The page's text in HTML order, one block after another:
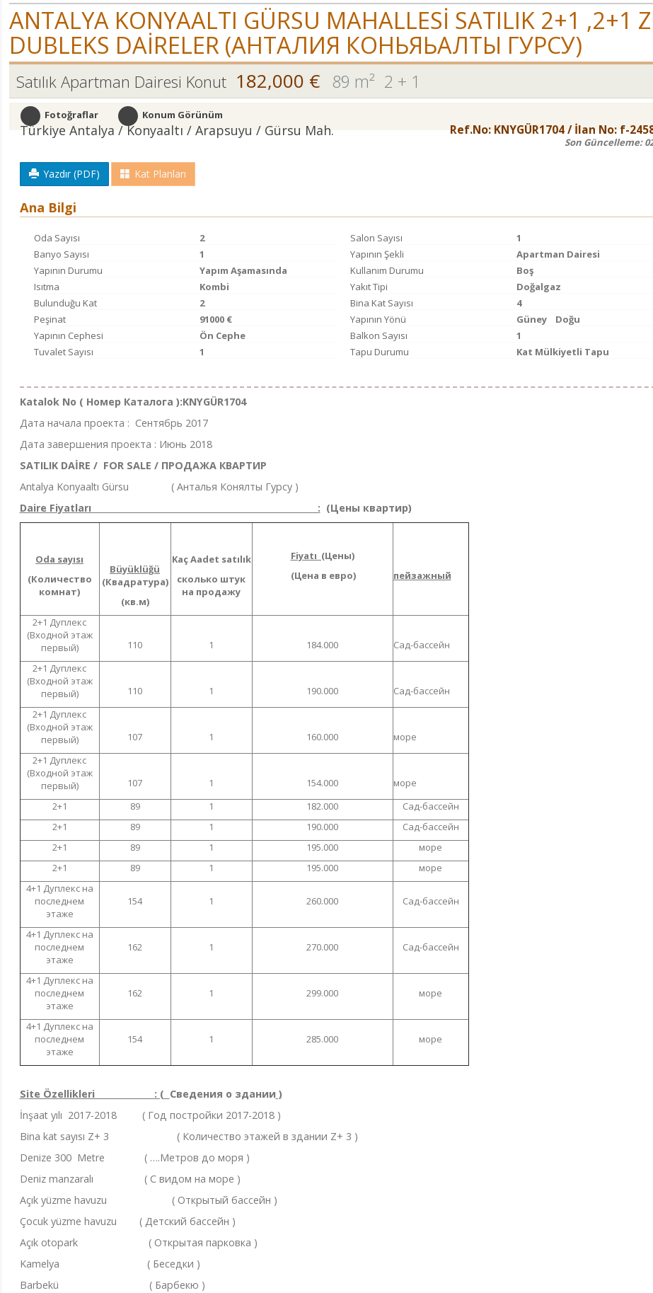
ANTALYA KONYAALTI GÜRSU MAHALLESİ SATILIK 2+1 ,2+1
DUBLEKS DAİRELER (АНТАЛИЯ КОНЬЯЬАЛТЫ ГУРСУ)
Satılık Apartman Dairesi Konut 182,000 € 89 m² 2 + 1
Fotoğraflar Konum Görünüm
Türkiye Antalya / Konyaaltı / Arapsuyu / Gürsu Mah. Ref.No: KNYGÜR1704/ İlan No: f-
Son Güncelleme:
Yazdır (PDF) Kat Planları
Ana Bilgi
Oda Sayısı 2 Salon Sayısı
1
Banyo Sayısı
1 Yapının Şekli
Apartman Dairesi
Yapının Durumu
Yapım Aşamasında Kullanım Durumu
Boş
Isıtma
Kombi Yakıt Tipi
Doğalgaz
Bulunduğu Kat
2 Bina Kat Sayısı
4
Peşinat
91000 € Yapının Yönü Güney
Doğu
Yapının Cephesi
Ön Cephe Balkon Sayısı
1
Tuvalet Sayısı
1 Tapu Durumu Kat Mülkiyetli Tapu
Katalok No ( Номер Каталога ):KNYGÜR1704
Дата начала проекта : Cентябрь 2017
Дата завершения проекта : Июнь 2018
SATILIK DAİRE / FOR SALE / ПРОДАЖА КВАРТИР
Antalya Konyaaltı Gürsu ( Анталья Конялты Гурсу )
Daire Fiyatları : (Цены квартир)
Oda sayısı
(Количество
комнат)
Büyüklüğü
(Квадратура)
(кв.м)
Kaç Aadet satılık
сколько штук
на продажу
Fiyatı (Цены)
(Цена в евро)
пейзажный
2+1 Дуплекс
(Входной этаж
первый)
110 1 184.000
Сад-бассейн
2+1 Дуплекс
(Входной этаж
первый)
110 1 190.000
Сад-бассейн
2+1 Дуплекс
(Входной этаж
первый)
107 1 160.000
море
2+1 Дуплекс
(Входной этаж
первый)
107 1 154.000
море
2+1
89 1 182.000
Сад-бассейн
2+1
89 1 190.000
Сад-бассейн
2+1
89 1 195.000
море
2+1
89 1 195.000
море
4+1 Дуплекс на
последнем
этаже
154 1 260.000 Сад-бассейн
4+1 Дуплекс на
последнем
этаже
162 1 270.000 Сад-бассейн
4+1 Дуплекс на
последнем
этаже
162 1 299.000 море
4+1 Дуплекс на
последнем
этаже
154 1 285.000 море
Site Özellikleri : ( Сведения о здании)
İnşaat yılı 2017-2018 ( Год постройки 2017-2018 )
Bina kat sayısı Z+ 3 ( Количество этажей в здании Z+ 3 )
Denize 300 Metre ( ….Метров до моря )
Deniz manzaralı ( С видом на море )
Açık yüzme havuzu ( Открытый бассейн )
Çocuk yüzme havuzu ( Детский бассейн )
Açık otopark ( Открытая парковка )
Kamelya ( Беседки )
Barbekü ( Барбекю )